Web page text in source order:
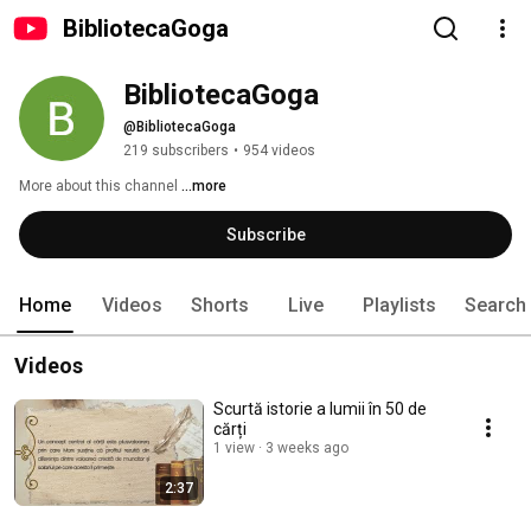
BibliotecaGoga
BibliotecaGoga
@BibliotecaGoga
219 subscribers • 954 videos
More about this channel ...more
Subscribe
Home Videos Shorts Live Playlists Search
Videos
2:37
Scurtă istorie a lumii în 50 de
cărți
1 view 3 weeks ago